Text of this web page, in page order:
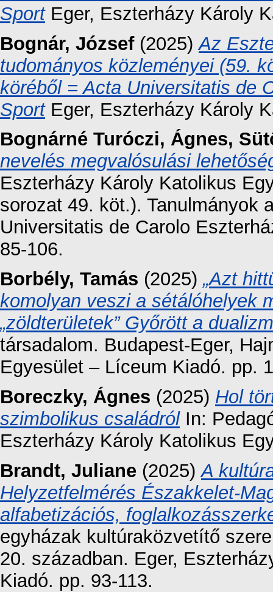
SportEger, Eszterházy Károly
Bognár, József(2025)Az
tudományos közleményei (59.
köréből = Acta Universitatis de
SportEger, Eszterházy Károly
Bognárné Turóczi, Ágnes,
nevelés megvalósulási
Eszterházy Károly Katolikus
sorozat 49. köt.). Tanulmányok
Universitatis de Carolo
85-106.
Borbély, Tamás (2025)„Azt
komolyan veszi a sétálóhelyek
„zöldterületek” Győrött a
társadalom. Budapest-Eger,
Egyesület – Líceum Kiadó. pp.
Boreczky, Ágnes (2025) Hol
szimbolikus családrólIn:
Eszterházy Károly Katolikus
Brandt, Juliane (2025)A
Helyzetfelmérés Északkelet-
alfabetizációs,
egyházak kultúraközvetítő
20. században. Eger,
Kiadó. pp. 93-113.